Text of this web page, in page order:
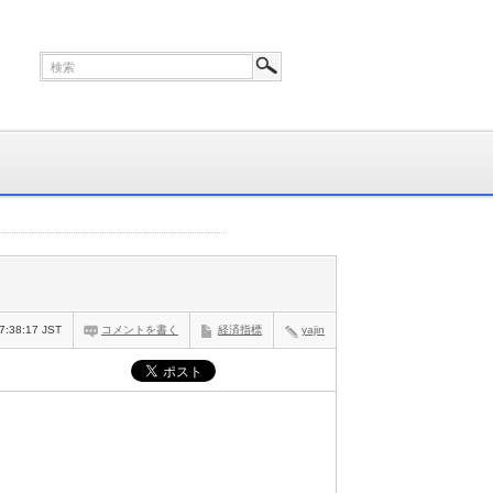
yajin
経済指標
コメントを書く
JST